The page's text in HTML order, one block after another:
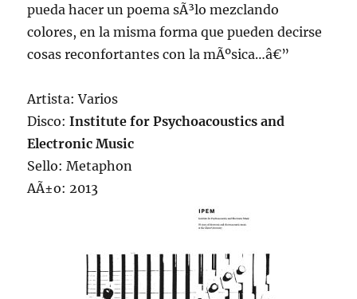
pueda hacer un poema sÃ³lo mezclando
colores, en la misma forma que pueden decirse
cosas reconfortantes con la mÃºsica…â€”
Artista: Varios
Disco:Institute for Psychoacoustics and
Electronic Music
Sello: Metaphon
AÃ±o: 2013